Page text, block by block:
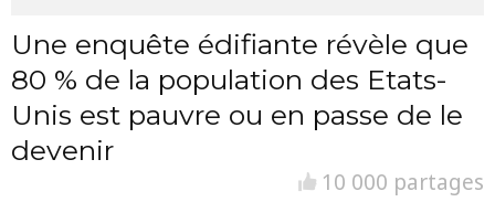
Une enquête édifiante révèle que
80 % de la population des Etats-
Unis est pauvre ou en passe de le
devenir
10 000 partages